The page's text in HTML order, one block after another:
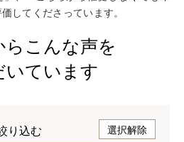
してくださっています。
らこんな声を
いています
り込む 選択解除